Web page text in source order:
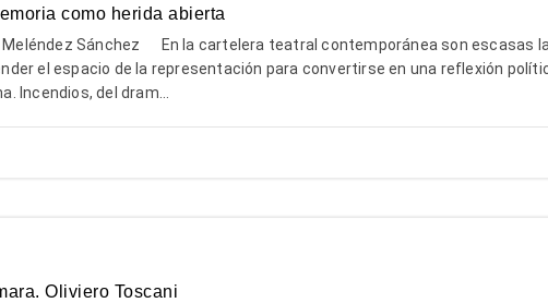
como herida abierta
Meléndez Sánchez En la cartelera teatral contemporánea son escasas
el espacio de la representación para convertirse en una reflexión
Incendios, del dram...
Oliviero Toscani